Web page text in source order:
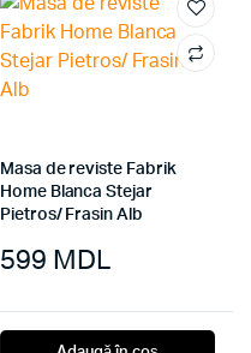
Masa de reviste Fabrik
Home Blanca Stejar
Pietros/ Frasin Alb
599 MDL